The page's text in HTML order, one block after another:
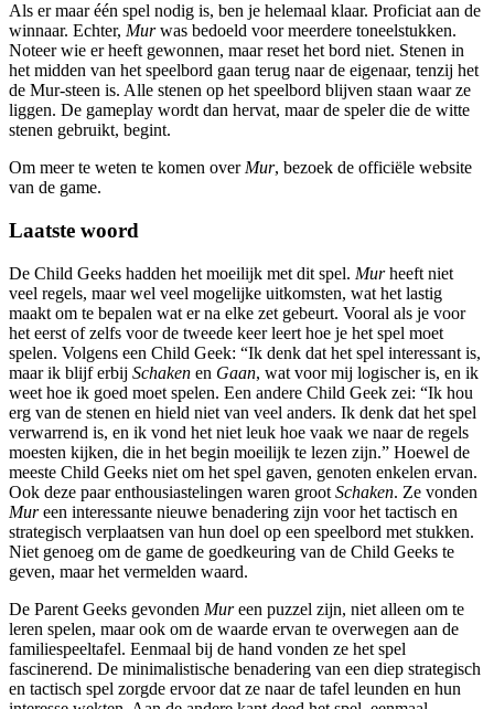
Als er maar één spel nodig is, ben je helemaal klaar. Proficiat aan de
winnaar. Echter, Murwas bedoeld voor meerdere toneelstukken.
Noteer wie er heeft gewonnen, maar reset het bord niet. Stenen in
het midden van het speelbord gaan terug naar de eigenaar, tenzij het
de Mur-steen is. Alle stenen op het speelbord blijven staan ​​waar ze
liggen. De gameplay wordt dan hervat, maar de speler die de witte
stenen gebruikt, begint.
Om meer te weten te komen over Mur, bezoek de officiële website
van de game.
Laatste woord
De Child Geeks hadden het moeilijk met dit spel. Murheeft niet
veel regels, maar wel veel mogelijke uitkomsten, wat het lastig
maakt om te bepalen wat er na elke zet gebeurt. Vooral als je voor
het eerst of zelfs voor de tweede keer leert hoe je het spel moet
spelen. Volgens een Child Geek: “Ik denk dat het spel interessant is,
maar ik blijf erbij Schaken en Gaan, wat voor mij logischer is, en ik
weet hoe ik goed moet spelen. Een andere Child Geek zei: “Ik hou
erg van de stenen en hield niet van veel anders. Ik denk dat het spel
verwarrend is, en ik vond het niet leuk hoe vaak we naar de regels
moesten kijken, die in het begin moeilijk te lezen zijn.” Hoewel de
meeste Child Geeks niet om het spel gaven, genoten enkelen ervan.
Ook deze paar enthousiastelingen waren groot Schaken. Ze vonden
Mureen interessante nieuwe benadering zijn voor het tactisch en
strategisch verplaatsen van hun doel op een speelbord met stukken.
Niet genoeg om de game de goedkeuring van de Child Geeks te
geven, maar het vermelden waard.
De Parent Geeks gevonden Mureen puzzel zijn, niet alleen om te
leren spelen, maar ook om de waarde ervan te overwegen aan de
familiespeeltafel. Eenmaal bij de hand vonden ze het spel
fascinerend. De minimalistische benadering van een diep strategisch
en tactisch spel zorgde ervoor dat ze naar de tafel leunden en hun